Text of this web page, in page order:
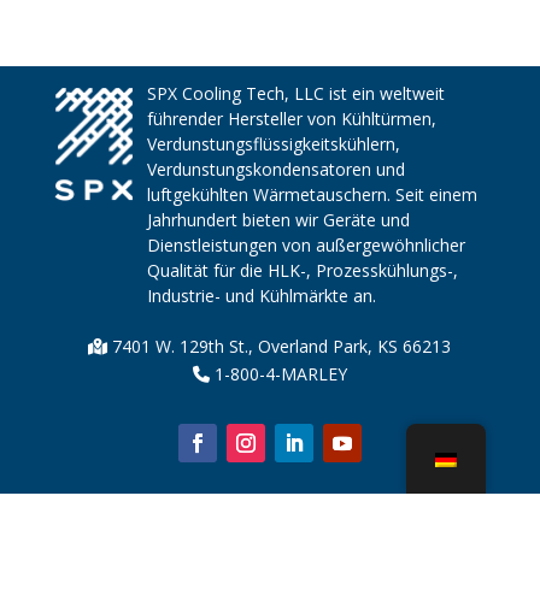
SPX Cooling Tech, LLC ist ein weltweit
führender Hersteller von Kühltürmen,
Verdunstungsflüssigkeitskühlern,
Verdunstungskondensatoren und
luftgekühlten Wärmetauschern. Seit einem
Jahrhundert bieten wir Geräte und
Dienstleistungen von außergewöhnlicher
Qualität für die HLK-, Prozesskühlungs-,
Industrie- und Kühlmärkte an.
7401 W. 129th St., Overland Park, KS 66213
1-800-4-MARLEY